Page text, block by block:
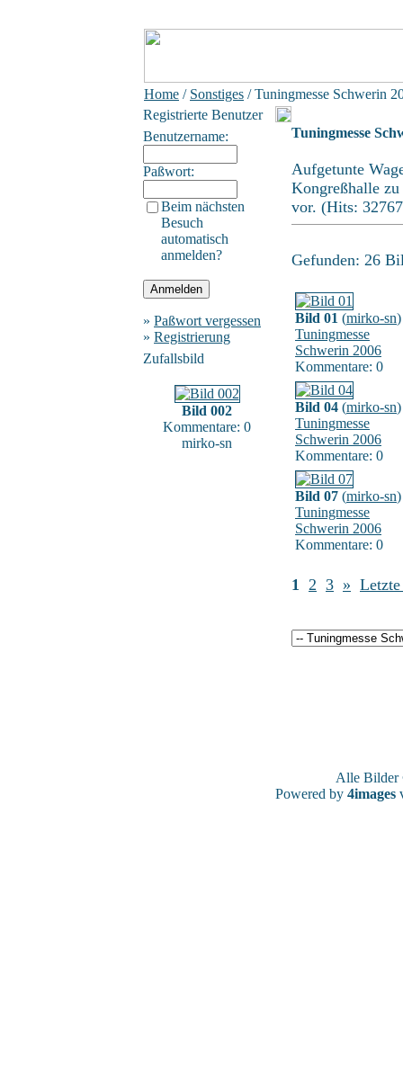
Home / Sonstiges / Tuningmesse Schwerin
Registrierte Benutzer
Benutzername:
Paßwort:
Beim nächsten
Besuch
automatisch
anmelden?
» Paßwort vergessen
» Registrierung
Zufallsbild
Bild 002
Kommentare: 0
mirko-sn
Tuningmesse
Aufgetunte
Kongreßhalle
vor. (Hits:
Gefunden: 26
Bild 01 (mirko-sn)
Tuningmesse
Schwerin 2006
Kommentare: 0
Bild 04 (mirko-sn)
Tuningmesse
Schwerin 2006
Kommentare: 0
Bild 07 (mirko-sn)
Tuningmesse
Schwerin 2006
Kommentare: 0
1 2 3 »
Alle
Powered by 4images